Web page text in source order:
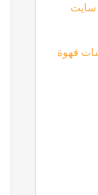
سايت
قهوة